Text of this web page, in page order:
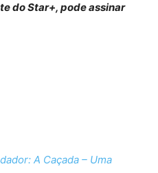
do Star+, pode assinar
A Caçada – Uma